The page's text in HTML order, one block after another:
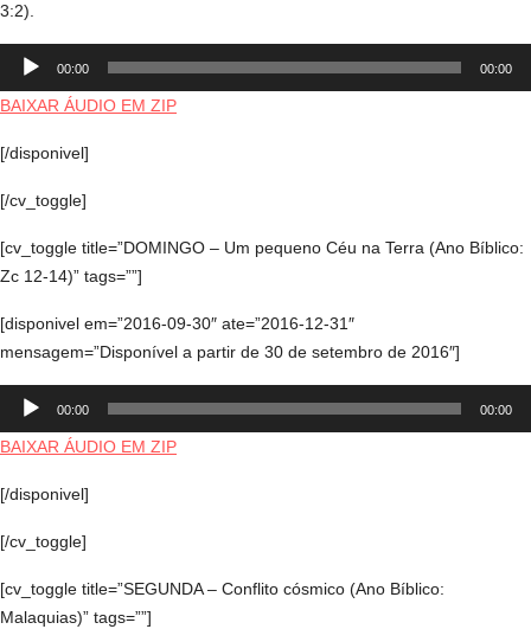
3:2).
Tocador
áudio
00:00 00:00
BAIXAR ÁUDIO EM ZIP
[/disponivel]
[/cv_toggle]
[cv_toggle title=”DOMINGO – Um pequeno Céu na Terra (Ano Bíblico:
Zc 12-14)” tags=””]
[disponivel em=”2016-09-30″ ate=”2016-12-31″
mensagem=”Disponível a partir de 30 de setembro de 2016″]
Tocador
áudio
00:00 00:00
BAIXAR ÁUDIO EM ZIP
[/disponivel]
[/cv_toggle]
[cv_toggle title=”SEGUNDA – Conflito cósmico (Ano Bíblico:
Malaquias)” tags=””]